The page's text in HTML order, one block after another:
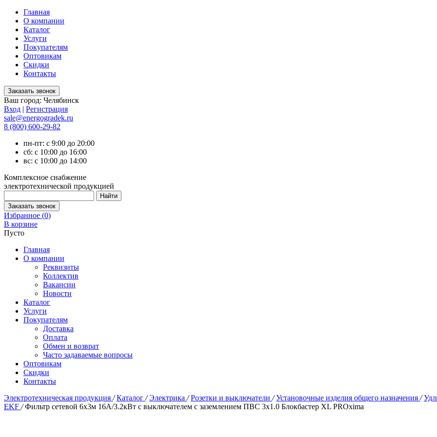
Главная
О компании
Каталог
Услуги
Покупателям
Оптовикам
Скидки
Контакты
Ваш город: Челябинск
Вход | Регистрация
sale@energogradek.ru
8 (800) 600-29-82
пн-пт: с 9:00 до 20:00
сб: с 10:00 до 16:00
вс: с 10:00 до 14:00
Комплексное снабжение
электротехнической продукцией
Избранное (0)
В корзине
Пусто
Главная
О компании
Реквизиты
Коллектив
Вакансии
Новости
Каталог
Услуги
Покупателям
Доставка
Оплата
Обмен и возврат
Часто задаваемые вопросы
Оптовикам
Скидки
Контакты
Электротехническая продукция / Каталог / Электрика / Розетки и выключатели / Установочные изделия общего назначения /
EKF / Фильтр сетевой 6x3м 16А/3.2кВт с выключателем с заземлением ПВС 3х1.0 Блокбастер XL PROxima